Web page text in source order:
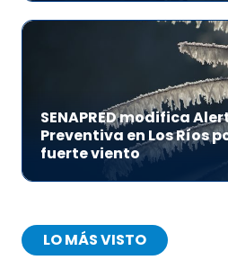
SENAPRED modifica
Preventiva en Los Ríos
fuerte viento
LO MÁS VISTO